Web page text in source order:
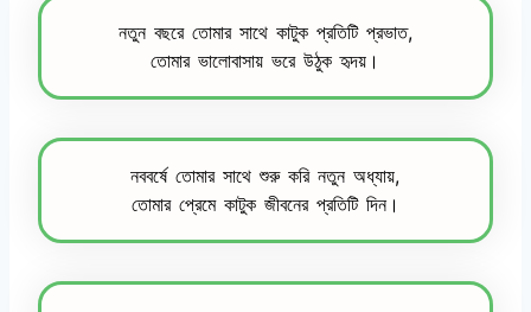
নতুন বছরে তোমার সাথে কাটুক প্রতিটি প্রভাত,
তোমার ভালোবাসায় ভরে উঠুক হৃদয়।
নববর্ষে তোমার সাথে শুরু করি নতুন অধ্যায়,
তোমার প্রেমে কাটুক জীবনের প্রতিটি দিন।